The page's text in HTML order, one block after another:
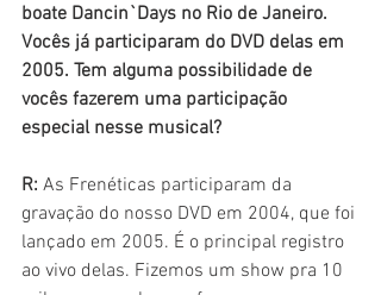
boate Dancin`Days no Rio de Janeiro.
Vocês já participaram do DVD delas em
2005. Tem alguma possibilidade de
vocês fazerem uma participação
especial nesse musical?
R: As Frenéticas participaram da
gravação do nosso DVD em 2004, que foi
lançado em 2005. É o principal registro
ao vivo delas. Fizemos um show pra 10